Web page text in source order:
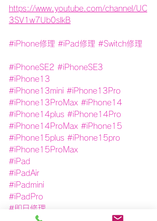
https://www.youtube.com/channel/UC
3SV1w7Ub0slkB
#iPhone修理 #iPad修理 #Switch修理
#iPhoneSE2 #iPhoneSE3
#iPhone13
#iPhone13mini #iPhone13Pro
#iPhone13ProMax #iPhone14
#iPhone14plus #iPhone14Pro
#iPhone14ProMax #iPhone15
#iPhone15plus #iPhone15pro
#iPhone15ProMax
#iPad
#iPadAir
#iPadmini
#iPadPro
#即日修理